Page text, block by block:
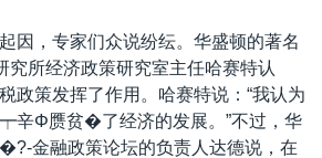
因，专家们众说纷纭。华盛顿的著名
究所经济政策研究室主任哈赛特认
政策发挥了作用。哈赛特说：“我认为
辛Φ赝贫�了经济的发展。”不过，华
金融政策论坛的负责人达德说，在